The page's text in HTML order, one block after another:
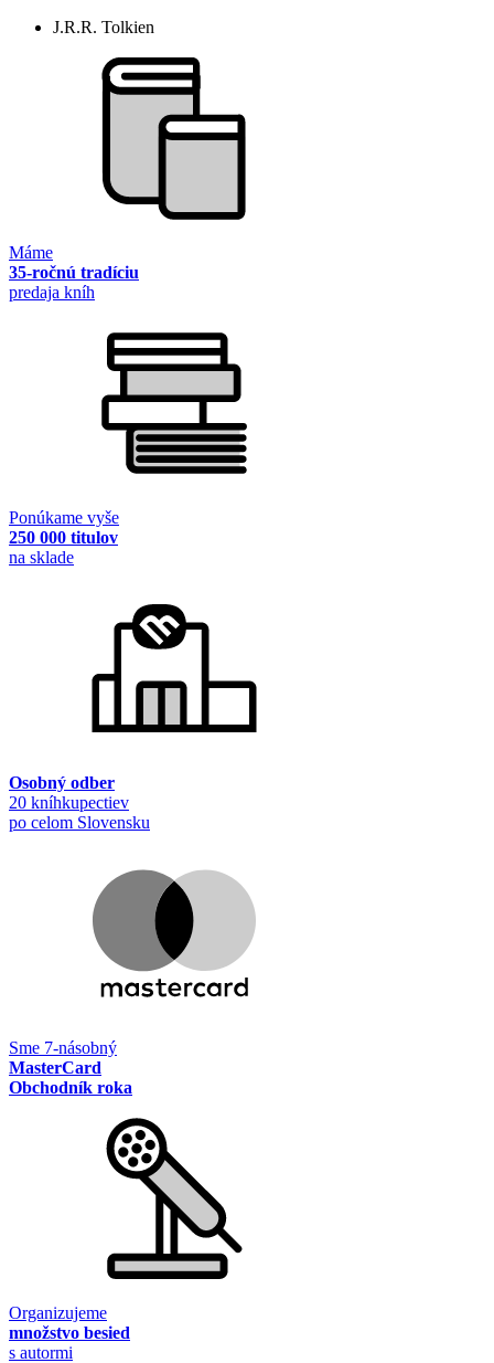
J.R.R. Tolkien
Máme
35-ročnú tradíciu
predaja kníh
Ponúkame vyše
250 000 titulov
na sklade
Osobný odber
20 kníhkupectiev
po celom Slovensku
Sme 7-násobný
MasterCard
Obchodník roka
Organizujeme
množstvo besied
s autormi